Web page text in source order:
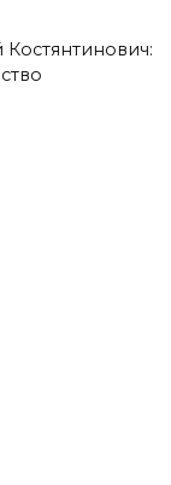
Костянтинович: